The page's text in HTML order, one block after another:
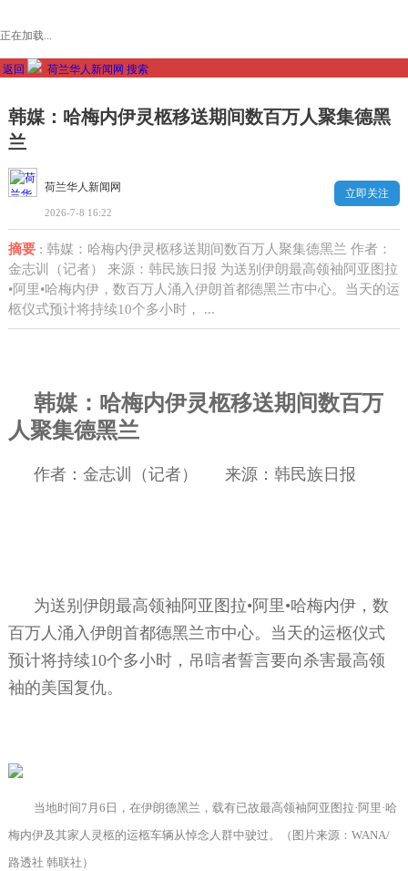
正在加载...
返回 荷兰华人新闻网 搜索
韩媒：哈梅内伊灵柩移送期间数百万人聚集德黑
兰
荷兰华人新闻网
2026-7-8 16:22
立即关注
摘要: 韩媒：哈梅内伊灵柩移送期间数百万人聚集德黑兰 作者：
金志训（记者） 来源：韩民族日报 为送别伊朗最高领袖阿亚图拉
•阿里•哈梅内伊，数百万人涌入伊朗首都德黑兰市中心。当天的运
柩仪式预计将持续10个多小时， ...
韩媒：哈梅内伊灵柩移送期间数百万
人聚集德黑兰
作者：金志训（记者） 来源：韩民族日报
为送别伊朗最高领袖阿亚图拉•阿里•哈梅内伊，数
百万人涌入伊朗首都德黑兰市中心。当天的运柩仪式
预计将持续10个多小时，吊唁者誓言要向杀害最高领
袖的美国复仇。
当地时间7 月 6 日，在伊朗德黑兰，载有已故最高领袖阿亚图拉·阿里·哈
梅内伊及其家人灵柩的运柩车辆从悼念人群中驶过。（图片来源： WANA/
路透社 韩联社）